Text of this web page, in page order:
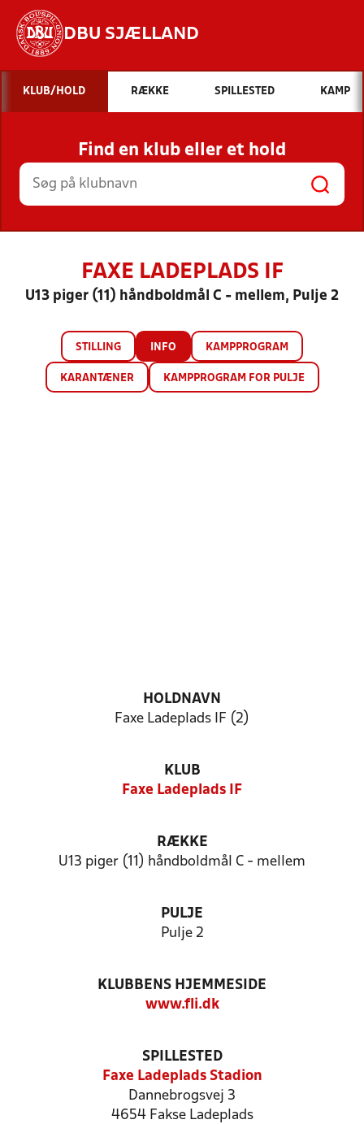
DBU SJÆLLAND
Hvad vil du søge efter?
INDHOLD OG NYHEDER
STILLINGER, RESULTATER, KLUBBER OG
HOLD
KLUB/HOLD RÆKKE SPILLESTED KAMP
Find en klub eller et hold
FAXE LADEPLADS IF
U13 piger (11) håndboldmål C - mellem, Pulje 2
STILLING INFO KAMPPROGRAM
KARANTÆNER KAMPPROGRAM FOR PULJE
HOLDNAVN
Faxe Ladeplads IF (2)
KLUB
Faxe Ladeplads IF
RÆKKE
U13 piger (11) håndboldmål C - mellem
PULJE
Pulje 2
KLUBBENS HJEMMESIDE
www.fli.dk
SPILLESTED
Faxe Ladeplads Stadion
Dannebrogsvej 3
4654 Fakse Ladeplads